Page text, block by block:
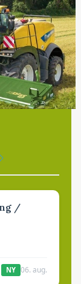
/
NY 06. aug.